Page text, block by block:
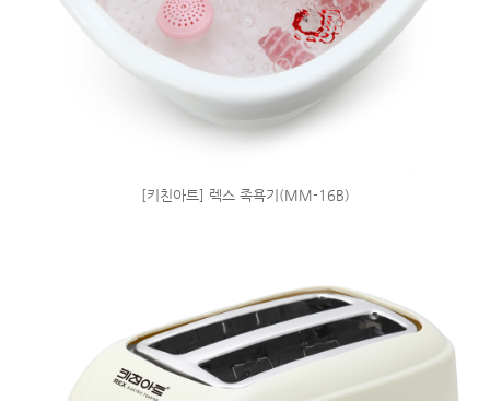
[키친아트] 렉스 족욕기(MM-16B)